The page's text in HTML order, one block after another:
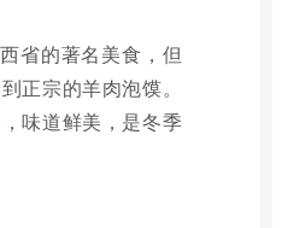
省的著名美食，但
正宗的羊肉泡馍。
味道鲜美，是冬季